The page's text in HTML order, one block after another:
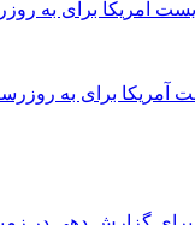
برای به